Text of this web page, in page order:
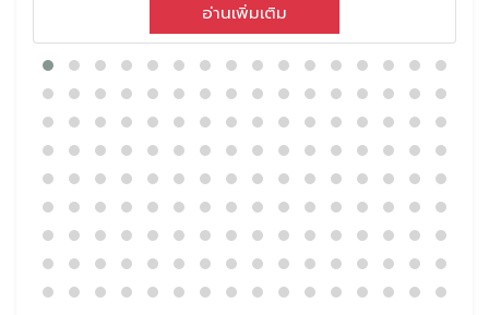
อ่านเพิ่มเติม